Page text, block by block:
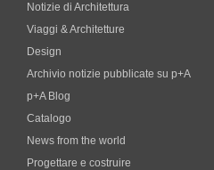
Notizie di Architettura
Viaggi & Architetture
Design
Archivio notizie pubblicate su p+A
p+A Blog
Catalogo
News from the world
Progettare e costruire